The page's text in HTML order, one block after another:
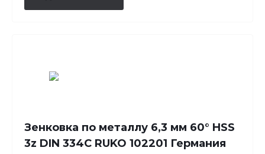
Зенковка по металлу 6,3 мм 60° HSS
3z DIN 334C RUKO 102201 Германия